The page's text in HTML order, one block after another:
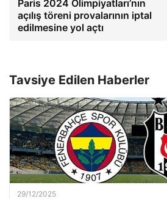
Paris 2024 Olimpiyatları’nın
açılış töreni provalarının iptal
edilmesine yol açtı
Tavsiye Edilen Haberler
29/12/2025